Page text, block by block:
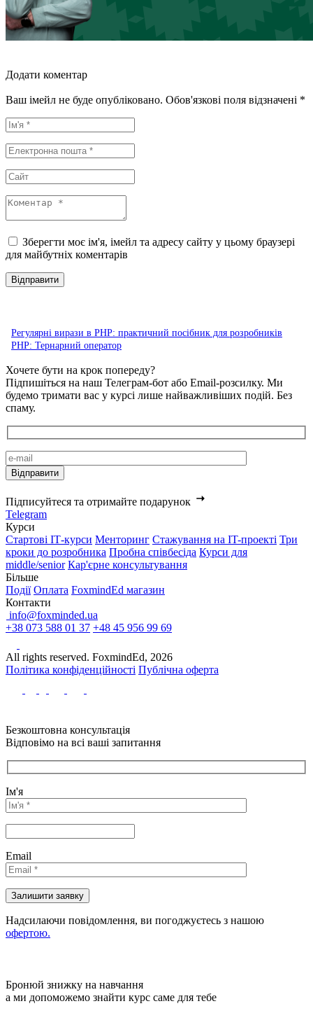
Додати коментар
Ваш імейл не буде опубліковано. Обов'язкові поля відзначені *
Зберегти моє ім'я, імейл та адресу сайту у цьому браузері
для майбутніх коментарів
Регулярні вирази в PHP: практичний посібник для розробників
PHP: Тернарний оператор
Хочете бути на крок попереду?
Підпишіться на наш Телеграм-бот або Email-розсилку. Ми
будемо тримати вас у курсі лише найважливіших подій. Без
спаму.
Підписуйтеся та отримайте подарунок
Telegram
Курси
Стартові IТ-курси Менторинг Стажування на IT-проекті Три
кроки до розробника Пробна співбесіда Курси для
middle/senior Кар'єрне консультування
Більше
Події Оплата FoxmindEd магазин
Контакти
info@foxminded.ua
+38 073 588 01 37 +48 45 956 99 69
All rights reserved. FoxmindEd, 2026
Політика конфіденційності Публічна оферта
Безкоштовна консультація
Відповімо на всі ваші запитання
Ім'я
Email
Надсилаючи повідомлення, ви погоджуєтесь з нашою
офертою.
Бронюй знижку на навчання
а ми допоможемо знайти курс саме для тебе